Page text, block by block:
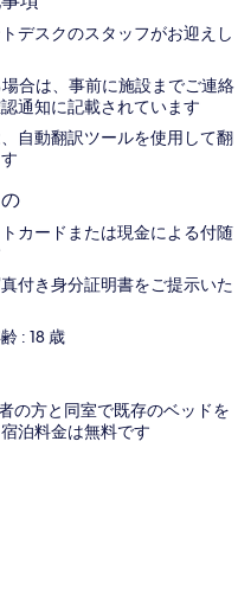
デスクのスタッフがお迎えし
合は、事前に施設までご連絡
通知に記載されています
自動翻訳ツールを使用して翻
カードまたは現金による付随
付き身分証明書をご提示いた
: 18 歳
の方と同室で既存のベッドを
泊料金は無料です